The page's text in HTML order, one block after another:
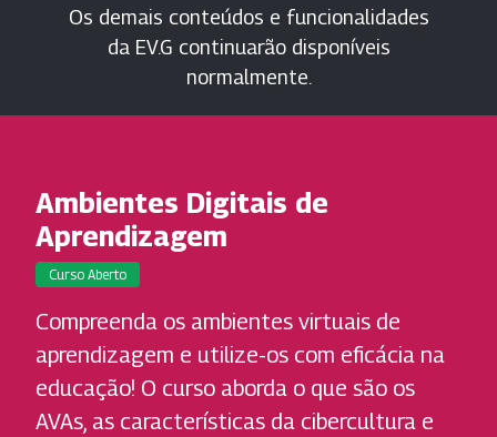
Os demais conteúdos e funcionalidades
da EV.G continuarão disponíveis
normalmente.
Ambientes Digitais de
Aprendizagem
Curso Aberto
Compreenda os ambientes virtuais de
aprendizagem e utilize-os com eficácia na
educação! O curso aborda o que são os
AVAs, as características da cibercultura e